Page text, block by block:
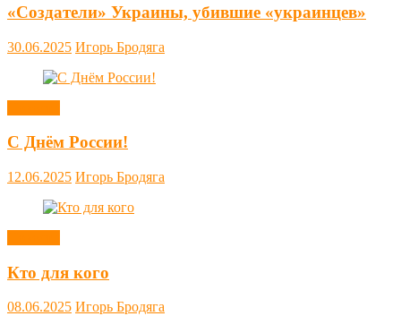
«Создатели» Украины, убившие «украинцев»
30.06.2025 Игорь Бродяга
С Днём России!
12.06.2025 Игорь Бродяга
Кто для кого
08.06.2025 Игорь Бродяга